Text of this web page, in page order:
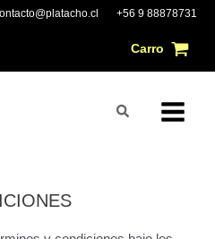
+56 9 88878731
Carro
Buscar
Main
Menu